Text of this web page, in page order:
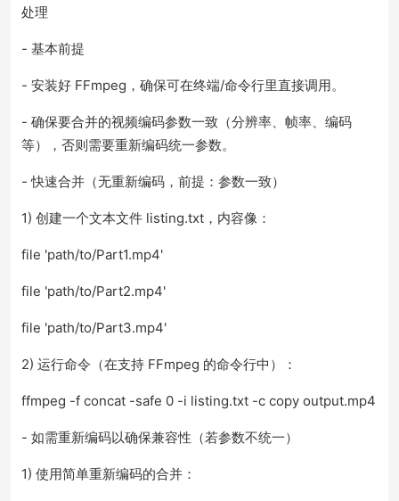
处理
- 基本前提
- 安装好 FFmpeg，确保可在终端/命令行里直接调用。
- 确保要合并的视频编码参数一致（分辨率、帧率、编码
等），否则需要重新编码统一参数。
- 快速合并（无重新编码，前提：参数一致）
1) 创建一个文本文件 listing.txt，内容像：
file 'path/to/Part1.mp4'
file 'path/to/Part2.mp4'
file 'path/to/Part3.mp4'
2) 运行命令（在支持 FFmpeg 的命令行中）：
ffmpeg -f concat -safe 0 -i listing.txt -c copy output.mp4
- 如需重新编码以确保兼容性（若参数不统一）
1) 使用简单重新编码的合并：